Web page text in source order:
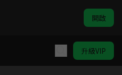
開啟
升級VIP